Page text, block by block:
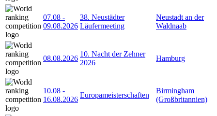
07.08 -
09.08.2026
38. Neustädter
Läufermeeting
Neustadt an der
Waldnaab
08.08.2026
10. Nacht der Zehner
2026
Hamburg
10.08 -
16.08.2026
Europameisterschaften
Birmingham
(Großbritannien)